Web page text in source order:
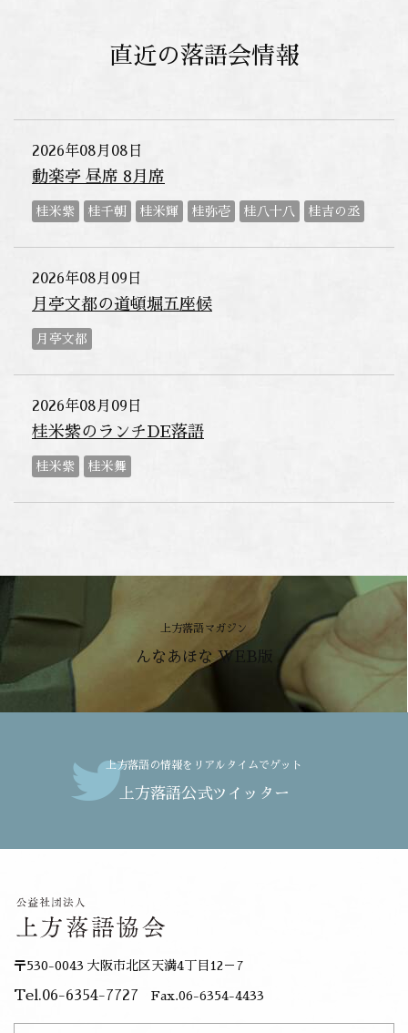
直近の落語会情報
2026年08月08日
動楽亭 昼席 8月席
桂米紫 桂千朝 桂米輝 桂弥壱 桂八十八 桂吉の丞
2026年08月09日
月亭文都の道頓堀五座候
月亭文都
2026年08月09日
桂米紫のランチDE落語
桂米紫 桂米舞
上方落語マガジン
んなあほな WEB版
上方落語の情報をリアルタイムでゲット
上方落語公式ツイッター
〒530-0043 大阪市北区天満4丁目12－7
Tel.06-6354-7727 Fax.06-6354-4433